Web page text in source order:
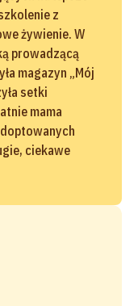
z
żywienie. W
prowadzącą
magazyn „Mój
setki
mama
ciekawe